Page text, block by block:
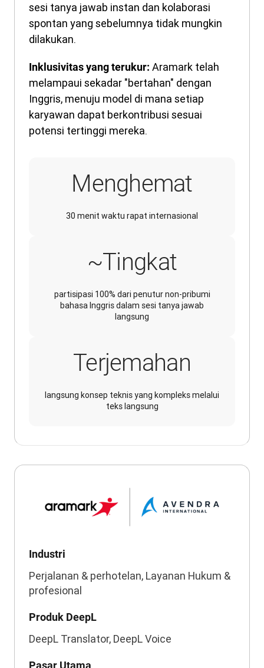
sesi tanya jawab instan dan kolaborasi
spontan yang sebelumnya tidak mungkin
dilakukan.
Inklusivitas yang terukur: Aramark telah
melampaui sekadar "bertahan" dengan
Inggris, menuju model di mana setiap
karyawan dapat berkontribusi sesuai
potensi tertinggi mereka.
Menghemat
30 menit waktu rapat internasional
~Tingkat
partisipasi 100% dari penutur non-pribumi
bahasa Inggris dalam sesi tanya jawab
langsung
Terjemahan
langsung konsep teknis yang kompleks melalui
teks langsung
Industri
Perjalanan & perhotelan, Layanan Hukum &
profesional
Produk DeepL
DeepL Translator, DeepL Voice